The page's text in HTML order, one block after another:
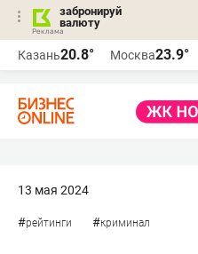
забронируй
валюту
Казань20.8° Москва23.9°
13 мая 2024
#рейтинги #криминал